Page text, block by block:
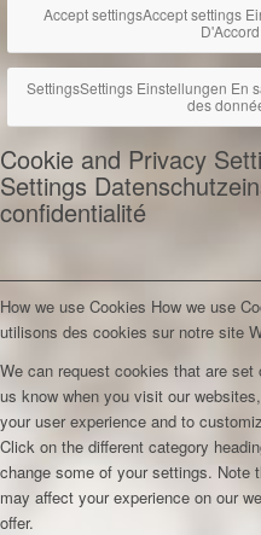
Accept settingsAccept settings
D'Accord
SettingsSettings Einstellungen En
des
Cookie and Privacy
Settings
confidentialité
How we use Cookies How we use
utilisons des cookies sur notre site
We can request cookies that are
us know when you visit our
your user experience and to
Click on the different category
change some of your settings. Note
may affect your experience on our
offer.